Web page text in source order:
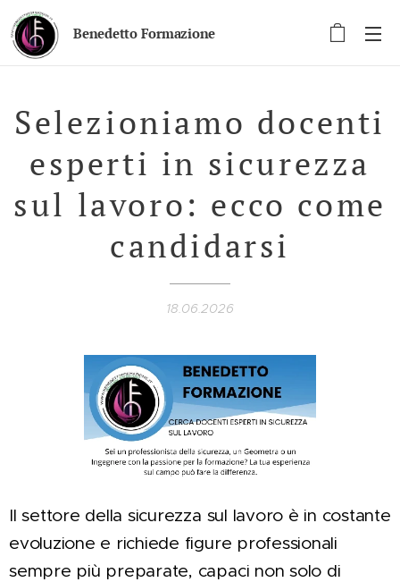
Benedetto Formazione
Selezioniamo docenti
esperti in sicurezza
sul lavoro: ecco come
candidarsi
18.06.2026
Il settore della sicurezza sul lavoro è in costante
evoluzione e richiede figure professionali
sempre più preparate, capaci non solo di